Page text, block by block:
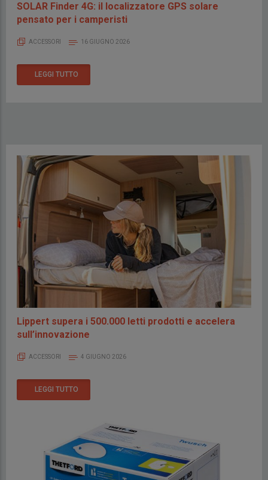
SOLAR Finder 4G: il localizzatore GPS solare
pensato per i camperisti
ACCESSORI 16 GIUGNO 2026
LEGGI TUTTO
Lippert supera i 500.000 letti prodotti e accelera
sull’innovazione
ACCESSORI 4 GIUGNO 2026
LEGGI TUTTO